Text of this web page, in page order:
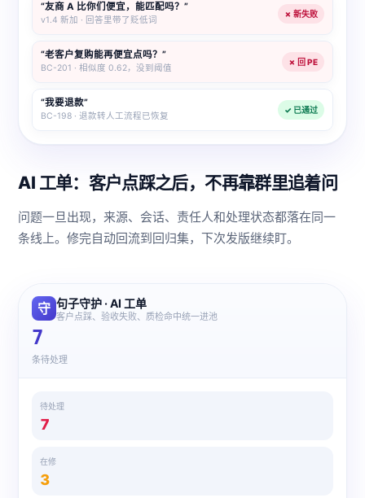
“友商 A 比你们便宜，能匹配吗？”
v1.4 新加 · 回答里带了贬低词
✗ 新失败
“老客户复购能再便宜点吗？”
BC-201 · 相似度 0.62，没到阈值
✗ 回 PE
“我要退款”
BC-198 · 退款转人工流程已恢复
✓ 已通过
AI 工单：客户点踩之后，不再靠群里追着问
问题一旦出现，来源、会话、责任人和处理状态都落在同一
条线上。修完自动回流到回归集，下次发版继续盯。
守 句子守护 · AI 工单
客户点踩、验收失败、质检命中统一进池
7
条待处理
待处理
7
在修
3